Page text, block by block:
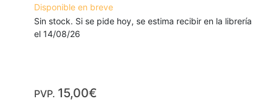
Disponible en breve
Sin stock. Si se pide hoy, se estima recibir en la librería
el 14/08/26
PVP. 15,00€